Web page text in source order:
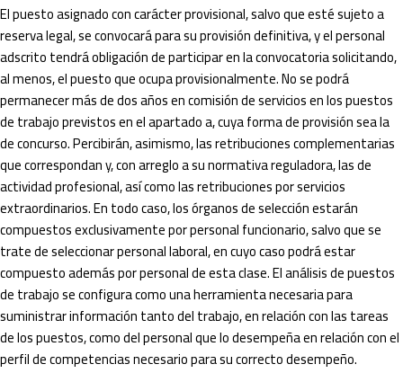
El puesto asignado con carácter provisional, salvo que esté sujeto a
reserva legal, se convocará para su provisión definitiva, y el personal
adscrito tendrá obligación de participar en la convocatoria solicitando,
al menos, el puesto que ocupa provisionalmente. No se podrá
permanecer más de dos años en comisión de servicios en los puestos
de trabajo previstos en el apartado a, cuya forma de provisión sea la
de concurso. Percibirán, asimismo, las retribuciones complementarias
que correspondan y, con arreglo a su normativa reguladora, las de
actividad profesional, así como las retribuciones por servicios
extraordinarios. En todo caso, los órganos de selección estarán
compuestos exclusivamente por personal funcionario, salvo que se
trate de seleccionar personal laboral, en cuyo caso podrá estar
compuesto además por personal de esta clase. El análisis de puestos
de trabajo se configura como una herramienta necesaria para
suministrar información tanto del trabajo, en relación con las tareas
de los puestos, como del personal que lo desempeña en relación con el
perfil de competencias necesario para su correcto desempeño.